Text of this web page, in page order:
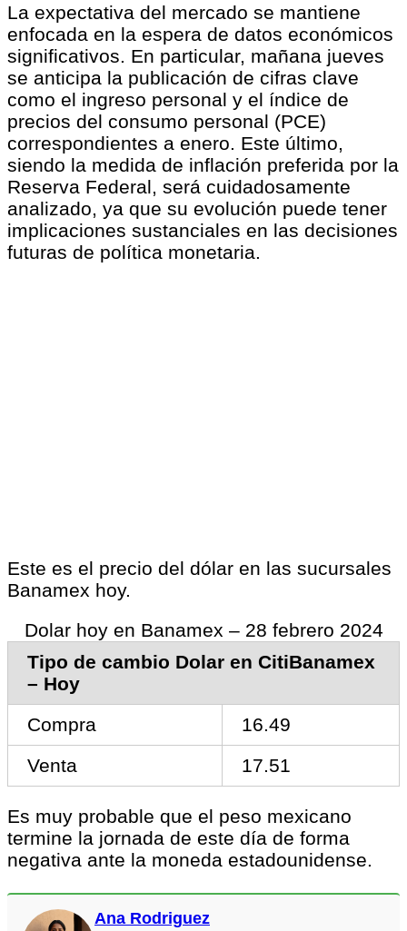
La expectativa del mercado se mantiene
enfocada en la espera de datos económicos
significativos. En particular, mañana jueves
se anticipa la publicación de cifras clave
como el ingreso personal y el índice de
precios del consumo personal (PCE)
correspondientes a enero. Este último,
siendo la medida de inflación preferida por la
Reserva Federal, será cuidadosamente
analizado, ya que su evolución puede tener
implicaciones sustanciales en las decisiones
futuras de política monetaria.
Este es el precio del dólar en las sucursales
Banamex hoy.
Dolar hoy en Banamex – 28 febrero 2024
Tipo de cambio Dolar en CitiBanamex
– Hoy
Compra
16.49
Venta
17.51
Es muy probable que el peso mexicano
termine la jornada de este día de forma
negativa ante la moneda estadounidense.
Ana Rodriguez